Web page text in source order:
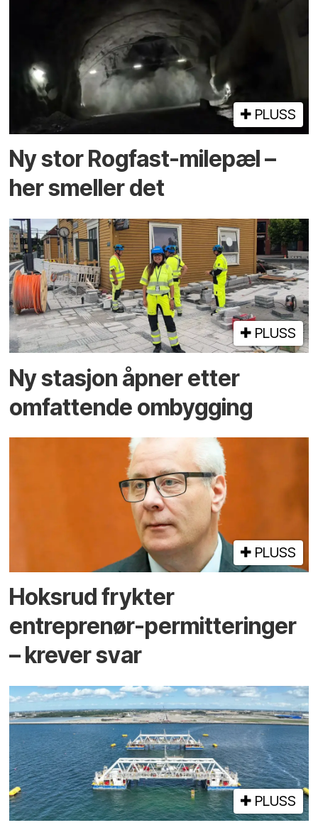
PLUSS
Ny stor Rogfast-milepæl –
her smeller det
PLUSS
Ny stasjon åpner etter
omfattende ombygging
PLUSS
Hoksrud frykter
entreprenør-permitteringer
– krever svar
PLUSS